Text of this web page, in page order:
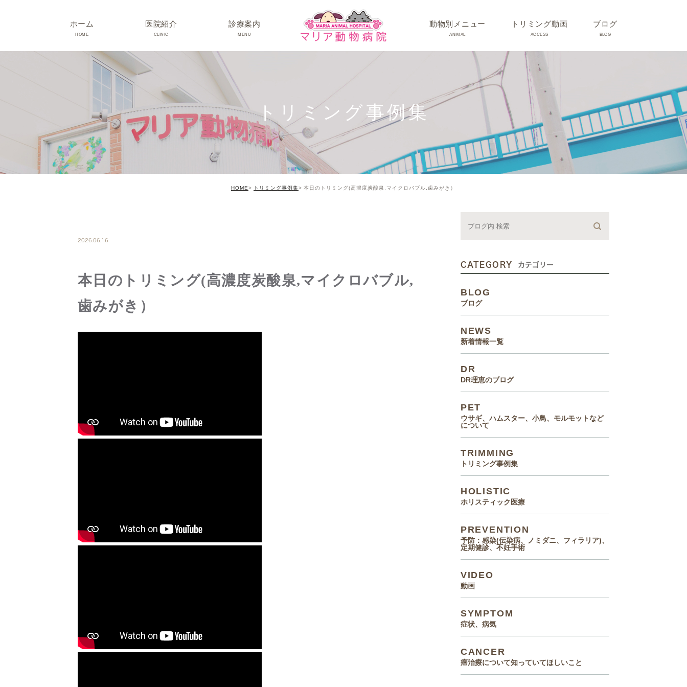
ホーム
HOME
医院紹介
CLINIC
院長･スタッフ紹介
診療時間･アクセス
院内紹介･初診の方へ
医院設備
診療案内
MENU
動物別メニュー
ANIMAL
ネコちゃんの病気
うさぎちゃん･その他動物の病気
トリミング動画
ACCESS
ブログ
BLOG
うさぎ、ハムスター、小鳥、
モルモットなどについて
トリミング事例集
ホリスティック医療
トリミング事例集
HOME トリミング事例集 本日のトリミング(高濃度炭酸泉,マイクロバブル,歯みがき）
2026.06.16
本日のトリミング(高濃度炭酸泉,マイクロバブル,
歯みがき）
CATEGORY カテゴリー
BLOG
ブログ
NEWS
新着情報一覧
DR
DR理恵のブログ
PET
ウサギ、ハムスター、小鳥、モルモットなど
について
TRIMMING
トリミング事例集
HOLISTIC
ホリスティック医療
PREVENTION
予防：感染(伝染病、ノミダニ、フィラリア)、
定期健診、不妊手術
VIDEO
動画
SYMPTOM
症状、病気
CANCER
癌治療について知っていてほしいこと